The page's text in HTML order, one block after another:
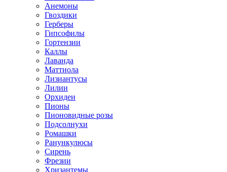
Анемоны
Гвоздики
Герберы
Гипсофилы
Гортензии
Каллы
Лаванда
Маттиола
Лизиантусы
Лилии
Орхидеи
Пионы
Пионовидные розы
Подсолнухи
Ромашки
Ранункулюсы
Сирень
Фрезии
Хризантемы